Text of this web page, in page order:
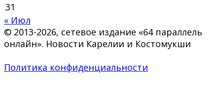
31
« Июл
© 2013-2026, сетевое издание «64 параллель
онлайн». Новости Карелии и Костомукши
Политика конфиденциальности